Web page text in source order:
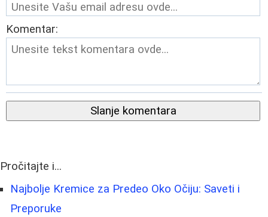
Komentar:
Slanje komentara
Pročitajte i...
Najbolje Kremice za Predeo Oko Očiju: Saveti i
Preporuke